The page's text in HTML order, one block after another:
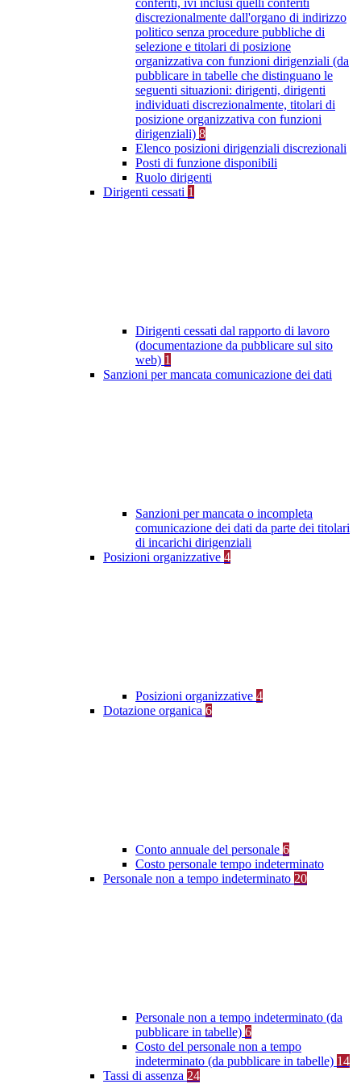
conferiti, ivi inclusi quelli conferiti
discrezionalmente dall'organo di indirizzo
politico senza procedure pubbliche di
selezione e titolari di posizione
organizzativa con funzioni dirigenziali (da
pubblicare in tabelle che distinguano le
seguenti situazioni: dirigenti, dirigenti
individuati discrezionalmente, titolari di
posizione organizzativa con funzioni
dirigenziali) 8
Elenco posizioni dirigenziali discrezionali
Posti di funzione disponibili
Ruolo dirigenti
Dirigenti cessati 1
Dirigenti cessati dal rapporto di lavoro
(documentazione da pubblicare sul sito
web) 1
Sanzioni per mancata comunicazione dei dati
Sanzioni per mancata o incompleta
comunicazione dei dati da parte dei titolari
di incarichi dirigenziali
Posizioni organizzative 4
Posizioni organizzative 4
Dotazione organica 6
Conto annuale del personale 6
Costo personale tempo indeterminato
Personale non a tempo indeterminato 20
Personale non a tempo indeterminato (da
pubblicare in tabelle) 6
Costo del personale non a tempo
indeterminato (da pubblicare in tabelle) 14
Tassi di assenza 24